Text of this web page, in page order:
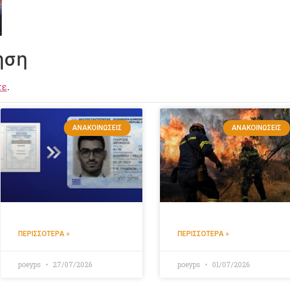
.
ΑΝΑΚΟΙΝΏΣΕΙΣ
ΠΕΡΙΣΣΌΤΕΡΑ »
poeyps 27/07/2026
ΑΝΑΚΟΙΝΏΣΕΙΣ
ΠΕΡΙΣΣΌΤΕΡΑ »
poeyps 01/07/2026